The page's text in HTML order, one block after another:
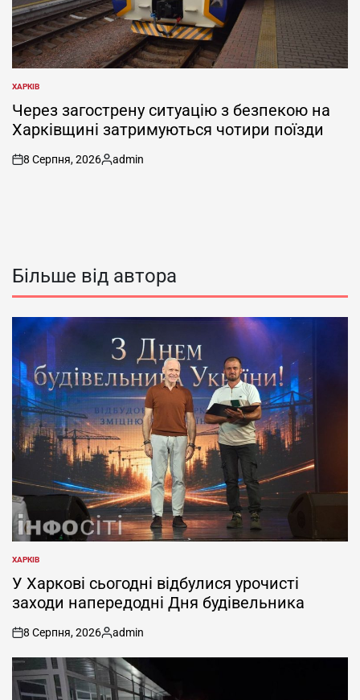
ОПУБЛІКУВАТИ
У
ХАРКІВ
Через загострену ситуацію з безпекою на
Харківщині затримуються чотири поїзди
on
8 Серпня, 2026
Опубліковано
admin
Більше від автора
ОПУБЛІКУВАТИ
У
ХАРКІВ
У Харкові сьогодні відбулися урочисті
заходи напередодні Дня будівельника
on
8 Серпня, 2026
Опубліковано
admin